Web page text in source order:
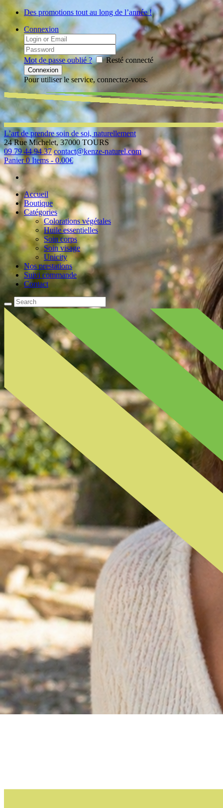
Des promotions tout au long de l’année !
Connexion
Mot de passe oublié ? Resté connecté
Pour utiliser le service, connectez-vous.
L’art de prendre soin de soi, naturellement
24 Rue Michelet, 37000 TOURS
09 79 44 94 37 contact@kenze-naturel.com
Panier 0 Items - 0.00€
Accueil
Boutique
Catégories
Colorations végétales
Huile essentielles
Soin corps
Soin visage
Unicity
Nos prestations
Suivi commande
Contact